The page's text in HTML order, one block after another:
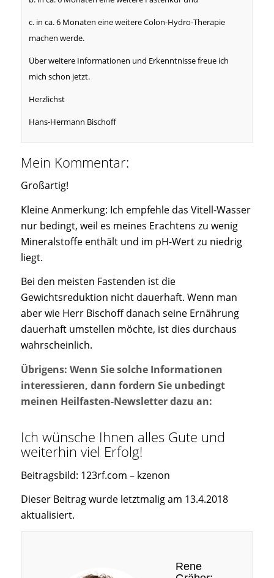
c. in ca. 6 Monaten eine weitere Colon-Hydro-Therapie
machen werde.
Über weitere Informationen und Erkenntnisse freue ich
mich schon jetzt.
Herzlichst
Hans-Hermann Bischoff
Mein Kommentar:
Großartig!
Kleine Anmerkung: Ich empfehle das Vitell-Wasser
nur bedingt, weil es meines Erachtens zu wenig
Mineralstoffe enthält und im pH-Wert zu niedrig
liegt.
Bei den meisten Fastenden ist die
Gewichtsreduktion nicht dauerhaft. Wenn man
aber wie Herr Bischoff danach seine Ernährung
dauerhaft umstellen möchte, ist dies durchaus
wahrscheinlich.
Übrigens: Wenn Sie solche Informationen
interessieren, dann fordern Sie unbedingt
meinen Heilfasten-Newsletter dazu an:
Ich wünsche Ihnen alles Gute und
weiterhin viel Erfolg!
Beitragsbild: 123rf.com – kzenon
Dieser Beitrag wurde letztmalig am 13.4.2018
aktualisiert.
Rene